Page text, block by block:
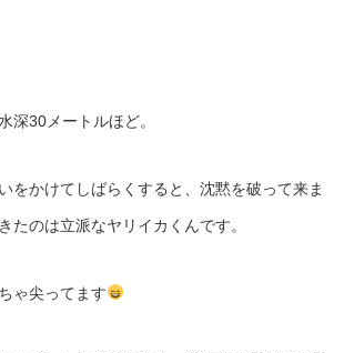
深30メートルほど。
をかけてしばらくすると、沈黙を破って来ま
たのは立派なヤリイカくんです。
ゃ尖ってます